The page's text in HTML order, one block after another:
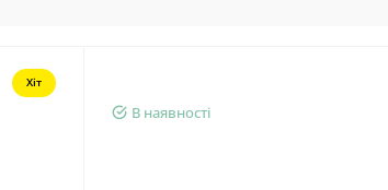
Хіт
В наявності